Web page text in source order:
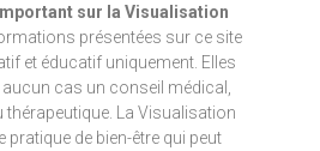
sur la Visualisation
présentées sur ce site
et éducatif uniquement. Elles
cas un conseil médical,
La Visualisation
pratique de bien-être qui peut